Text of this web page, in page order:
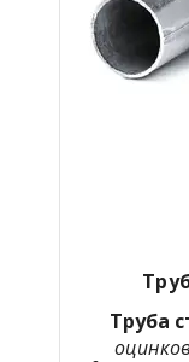
Труба